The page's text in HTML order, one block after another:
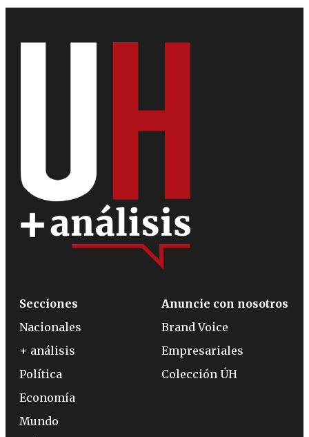
Secciones
Nacionales
+ análisis
Política
Economía
Mundo
Anuncie con nosotros
Brand Voice
Empresariales
Colección ÚH